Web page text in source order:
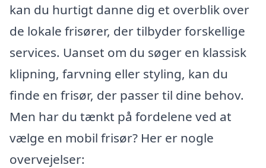
kan du hurtigt danne dig et overblik over
de lokale frisører, der tilbyder forskellige
services. Uanset om du søger en klassisk
klipning, farvning eller styling, kan du
finde en frisør, der passer til dine behov.
Men har du tænkt på fordelene ved at
vælge en mobil frisør? Her er nogle
overvejelser: